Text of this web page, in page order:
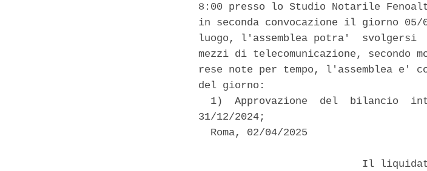
8:00 presso lo Studio Notarile
in seconda convocazione il giorno
luogo, l'assemblea potra'  svolgersi
mezzi di telecomunicazione, secondo
rese note per tempo, l'assemblea e'
del giorno:
1)  Approvazione  del  bilancio
31/12/2024;
  Roma, 02/04/2025
Il